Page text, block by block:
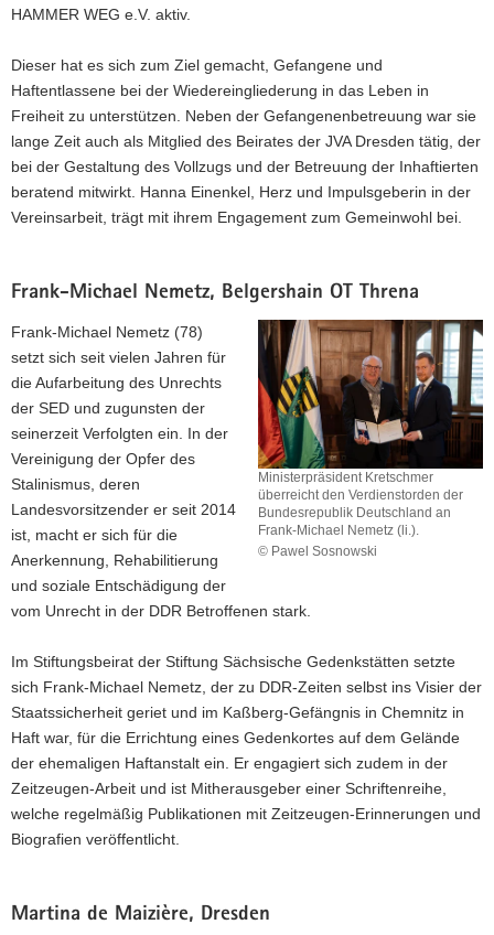
den
Verdienstorden
Bundesrepublik
Deutschland
an
Hanna
Einenkel.
HAMMER WEG e.V. aktiv.
Dieser hat es sich zum Ziel gemacht, Gefangene und
Haftentlassene bei der Wiedereingliederung in das Leben in
Freiheit zu unterstützen. Neben der Gefangenenbetreuung war sie
lange Zeit auch als Mitglied des Beirates der JVA Dresden tätig, der
bei der Gestaltung des Vollzugs und der Betreuung der Inhaftierten
beratend mitwirkt. Hanna Einenkel, Herz und Impulsgeberin in der
Vereinsarbeit, trägt mit ihrem Engagement zum Gemeinwohl bei.
Frank-Michael Nemetz, Belgershain OT Threna
Ministerpräsident Kretschmer
überreicht den Verdienstorden der
Bundesrepublik Deutschland an
Frank-Michael Nemetz (li.).
© Pawel Sosnowski
überreicht
Verdienstorden
Bundesrepublik
Deutschland
an
Frank-
Michael
Nemetz
(li.).
Frank-Michael Nemetz (78)
setzt sich seit vielen Jahren für
die Aufarbeitung des Unrechts
der SED und zugunsten der
seinerzeit Verfolgten ein. In der
Vereinigung der Opfer des
Stalinismus, deren
Landesvorsitzender er seit 2014
ist, macht er sich für die
Anerkennung, Rehabilitierung
und soziale Entschädigung der
vom Unrecht in der DDR Betroffenen stark.
Im Stiftungsbeirat der Stiftung Sächsische Gedenkstätten setzte
sich Frank-Michael Nemetz, der zu DDR-Zeiten selbst ins Visier der
Staatssicherheit geriet und im Kaßberg-Gefängnis in Chemnitz in
Haft war, für die Errichtung eines Gedenkortes auf dem Gelände
der ehemaligen Haftanstalt ein. Er engagiert sich zudem in der
Zeitzeugen-Arbeit und ist Mitherausgeber einer Schriftenreihe,
welche regelmäßig Publikationen mit Zeitzeugen-Erinnerungen und
Biografien veröffentlicht.
Martina de Maizière, Dresden